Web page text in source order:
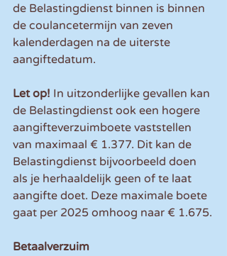
de Belastingdienst binnen is binnen
de coulancetermijn van zeven
kalenderdagen na de uiterste
aangiftedatum.
Let op! In uitzonderlijke gevallen kan
de Belastingdienst ook een hogere
aangifteverzuimboete vaststellen
van maximaal € 1.377. Dit kan de
Belastingdienst bijvoorbeeld doen
als je herhaaldelijk geen of te laat
aangifte doet. Deze maximale boete
gaat per 2025 omhoog naar € 1.675.
Betaalverzuim